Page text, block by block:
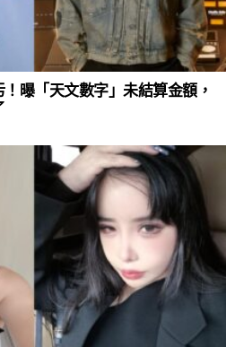
曝「天文數字」未結算金額，